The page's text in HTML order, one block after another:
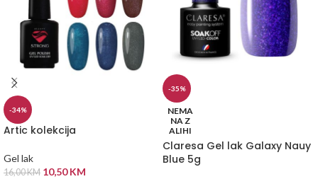
-34%
Artic kolekcija
Gel lak
16,00KM 10,50KM
-35%
NEMA
NA Z
ALIHI
Claresa Gel lak Galaxy Nauy
Blue 5g